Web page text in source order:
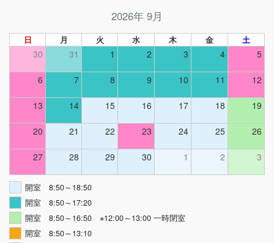
2026年 9月
日 月 火 水 木 金 土
30 31 1 2 3 4 5
6 7 8 9 10 11 12
13 14 15 16 17 18 19
20 21 22 23 24 25 26
27 28 29 30 1 2 3
開室 8:50～18:50
開室 8:50～17:20
開室 8:50～16:50 ※12:00～13:00 一時閉室
開室 8:50～13:10